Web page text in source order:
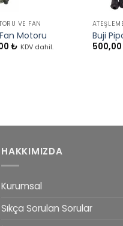
VE FAN
Motoru
₺ KDV dahil.
Buji
500,00
HAKKIMIZDA
Kurumsal
Sıkça Sorulan Sorular